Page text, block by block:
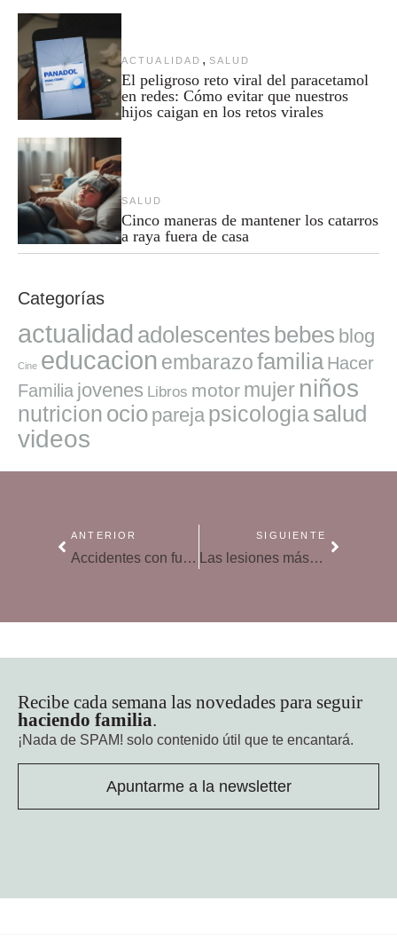
ACTUALIDAD , SALUD
El peligroso reto viral del paracetamol
en redes: Cómo evitar que nuestros
hijos caigan en los retos virales
SALUD
Cinco maneras de mantener los catarros
a raya fuera de casa
Categorías
actualidad adolescentes bebes blog
Cine educacion embarazofamilia Hacer
Familia jovenes Libros motor mujer niños
nutricion ocio pareja psicologiasalud
videos
ANTERIOR
Accidentes con fuego en niños, la prevención es la mejor herramienta
SIGUIENTE
Las lesiones más habituales del running
Recibe cada semana las novedades para seguir
haciendo familia.
¡Nada de SPAM! solo contenido útil que te encantará.
Apuntarme a la newsletter